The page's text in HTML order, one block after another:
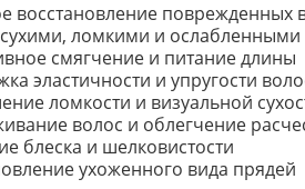
восстановление поврежденных
сухими, ломкими и
смягчение и питание длины
эластичности и упругости
ломкости и визуальной
волос и облегчение
блеска и шелковистости
ухоженного вида прядей